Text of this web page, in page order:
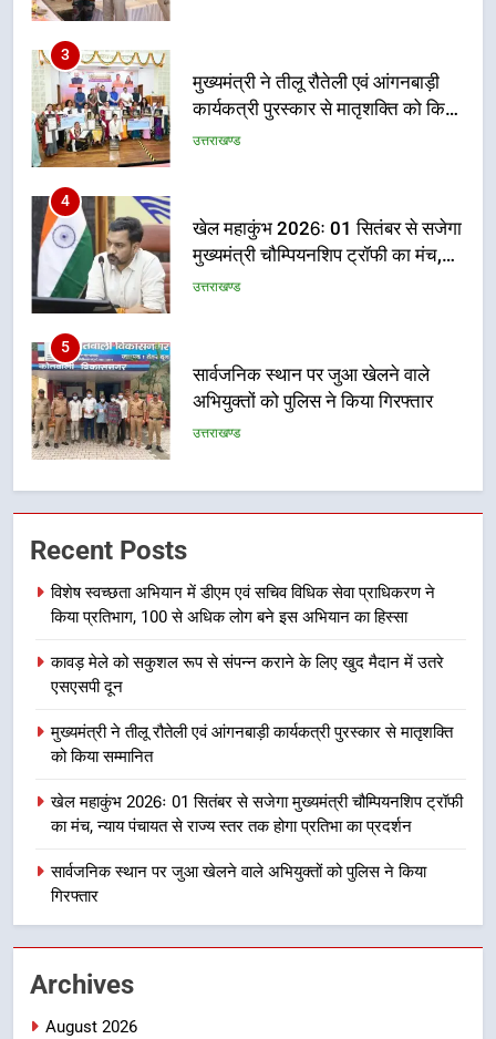
4
खेल महाकुंभ 2026ः 01 सितंबर से सजेगा
मुख्यमंत्री चौम्पियनशिप ट्रॉफी का मंच,
न्याय पंचायत से राज्य स्तर तक होगा
उत्तराखण्ड
5
सार्वजनिक स्थान पर जुआ खेलने वाले
अभियुक्तों को पुलिस ने किया गिरफ्तार
उत्तराखण्ड
6
जनकल्याण, रोजगार, शिक्षा, श्रमिक हित
और आधारभूत विकास को नई गति : धामी
कैबिनेट के ऐतिहासिक फैसले
उत्तराखण्ड
मसूरी मार्ग पर अवैध निर्माण सील
उत्तराखण्ड
राष्ट्रीय हथकरघा दिवस पर मुख्यमंत्री
कारीगरों को किया सम्मानित
उत्तराखण्ड
विशेष स्वच्छता अभियान में डीएम एवं सचिव
100 से अधिक लोग बने इस अभियान का
उत्तराखण्ड
Recent Posts
विशेष स्वच्छता अभियान में डीएम एवं सचिव विधिक सेवा प्राधिकरण ने
किया प्रतिभाग, 100 से अधिक लोग बने इस अभियान का हिस्सा
कावड़ मेले को सकुशल रूप से संपन्न कराने के लिए खुद मैदान में उतरे
एसएसपी दून
मुख्यमंत्री ने तीलू रौतेली एवं आंगनबाड़ी कार्यकत्री पुरस्कार से मातृशक्ति
को किया सम्मानित
खेल महाकुंभ 2026ः 01 सितंबर से सजेगा मुख्यमंत्री चौम्पियनशिप ट्रॉफी
का मंच, न्याय पंचायत से राज्य स्तर तक होगा प्रतिभा का प्रदर्शन
सार्वजनिक स्थान पर जुआ खेलने वाले अभियुक्तों को पुलिस ने किया
गिरफ्तार
Archives
August 2026